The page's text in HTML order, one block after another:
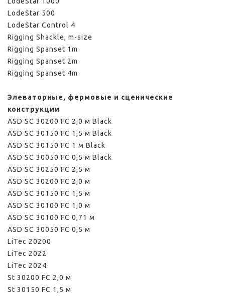
LodeStar 500
LodeStar Control 4
Rigging Shackle, m-size
Rigging Spanset 1m
Rigging Spanset 2m
Rigging Spanset 4m
Элеваторные, фермовые и сценические
конструкции
ASD SС 30200 FC 2,0 м Black
ASD SС 30150 FC 1,5 м Black
ASD SС 30150 FC 1 м Black
ASD SС 30050 FC 0,5 м Black
ASD SС 30250 FC 2,5 м
ASD SС 30200 FC 2,0 м
ASD SС 30150 FC 1,5 м
ASD SС 30100 FC 1,0 м
ASD SС 30100 FC 0,71 м
ASD SС 30050 FC 0,5 м
LiTec 20200
LiTec 2022
LiTec 2024
St 30200 FC 2,0 м
St 30150 FC 1,5 м